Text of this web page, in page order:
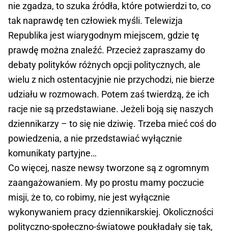
nie zgadza, to szuka źródła, które potwierdzi to, co
tak naprawdę ten człowiek myśli. Telewizja
Republika jest wiarygodnym miejscem, gdzie tę
prawdę można znaleźć. Przecież zapraszamy do
debaty polityków różnych opcji politycznych, ale
wielu z nich ostentacyjnie nie przychodzi, nie bierze
udziału w rozmowach. Potem zaś twierdzą, że ich
racje nie są przedstawiane. Jeżeli boją się naszych
dziennikarzy – to się nie dziwię. Trzeba mieć coś do
powiedzenia, a nie przedstawiać wyłącznie
komunikaty partyjne…
Co więcej, nasze newsy tworzone są z ogromnym
zaangażowaniem. My po prostu mamy poczucie
misji, że to, co robimy, nie jest wyłącznie
wykonywaniem pracy dziennikarskiej. Okoliczności
polityczno-społeczno-światowe poukładały się tak,